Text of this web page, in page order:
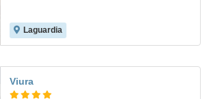
Laguardia
Viura